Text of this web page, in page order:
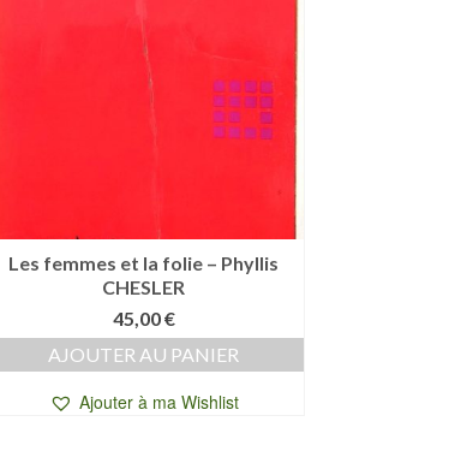
Les femmes et la folie – Phyllis
CHESLER
45,00€
AJOUTER AU PANIER
Ajouter à ma Wishlist